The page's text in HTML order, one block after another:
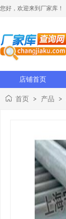
您好，欢迎来到厂家库！
店铺首页
首页 > 产品 >